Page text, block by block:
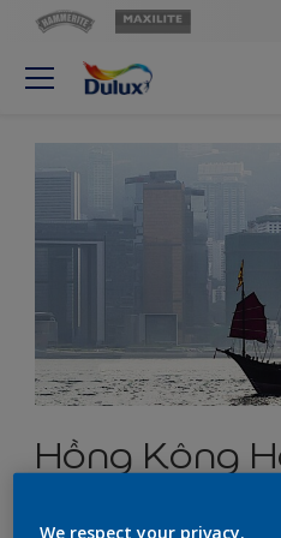
Hồng Kông
We respect your privacy.